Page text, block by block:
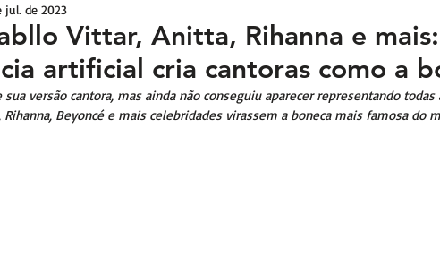
Eventos uniforcafm Notícias sobre eventos
Vittar, Anitta, Rihanna e mais:
artificial cria cantoras como a
jul. de 2023
versão cantora, mas ainda não conseguiu aparecer representando
Rihanna, Beyoncé e mais celebridades virassem a boneca mais famosa do